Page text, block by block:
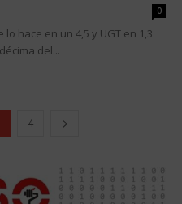
0
hace en un 4,5 y UGT en 1,3
del...
4